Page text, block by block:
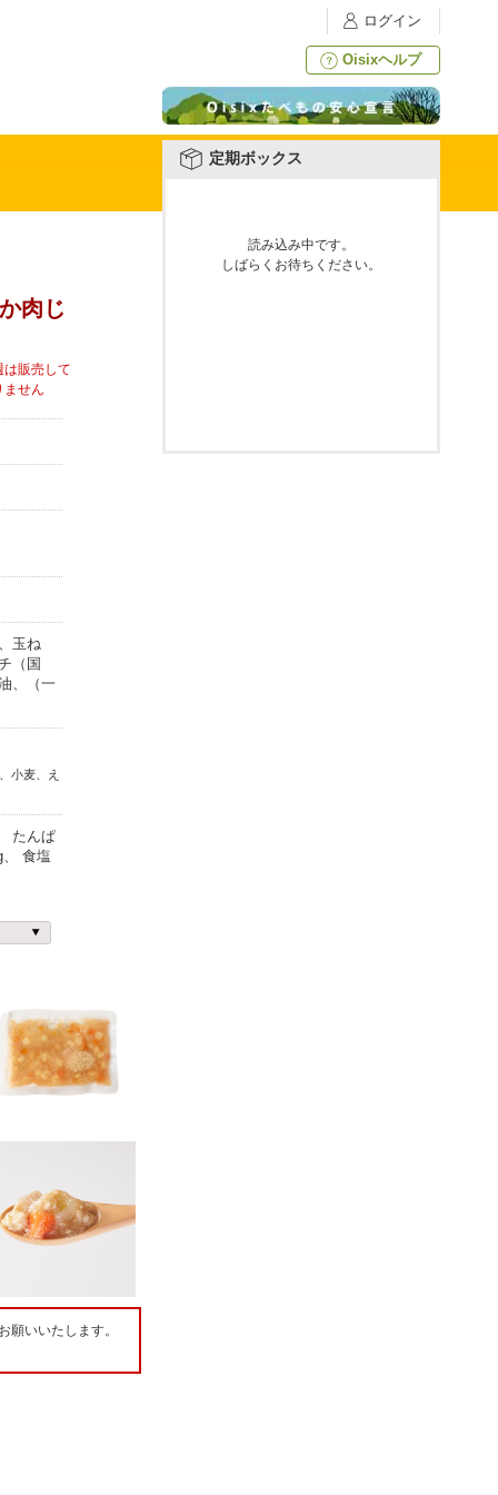
ログイン
Oisixヘルプ
定期ボックス
読み込み中です。
しばらくお待ちください。
肉じ
玉ね
（国
、（一
小麦、え
たんぱ
食塩
お願いいたします。